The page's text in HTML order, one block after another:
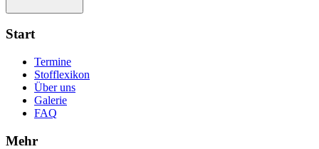
Start
Termine
Stofflexikon
Über uns
Galerie
FAQ
Mehr